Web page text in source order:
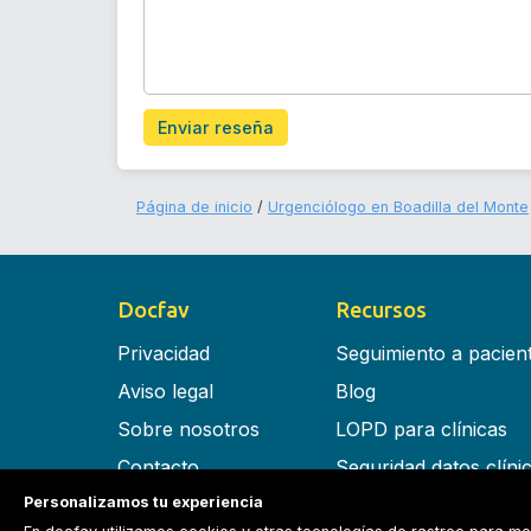
Enviar reseña
Página de inicio Urgenciólogo en Boadilla del Monte
Docfav
Privacidad
Aviso legal
Sobre nosotros
Contacto
Términos y condiciones
Recursos
Seguimiento a
Blog
LOPD para clínicas
Seguridad datos
Personalizamos tu experiencia